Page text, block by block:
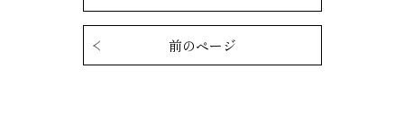
前のページ